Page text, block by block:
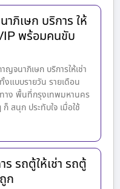
ภิเษก บริการ ให้
พร้อมคนขับ
ญจนาภิเษก บริการให้เช่า
แบบรายวัน รายเดือน
าง พื้นที่กรุงเทพมหานคร
สนุก ประทับใจ เมื่อใช้
รถตู้ให้เช่า รถตู้
ก